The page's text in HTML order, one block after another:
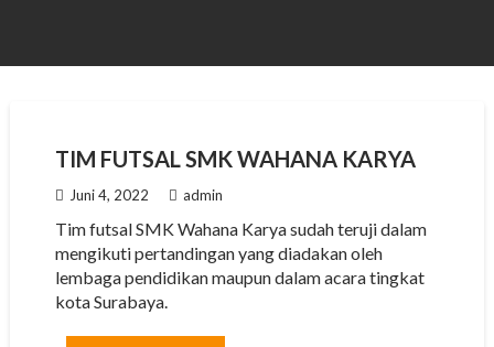
TIM FUTSAL SMK WAHANA KARYA
Juni 4, 2022 admin
Tim futsal SMK Wahana Karya sudah teruji dalam
mengikuti pertandingan yang diadakan oleh
lembaga pendidikan maupun dalam acara tingkat
kota Surabaya.